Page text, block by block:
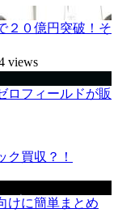
２０億円突破！そ
views
ロフィールドが販
ク買収？！
けに簡単まとめ